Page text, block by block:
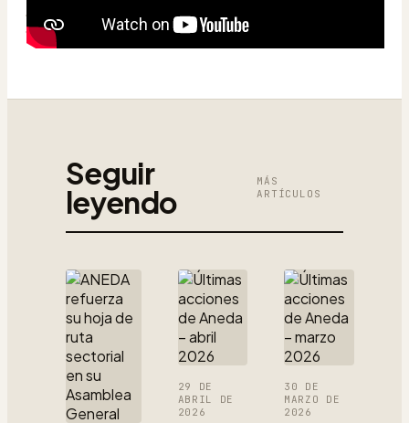
Seguir
leyendo
MÁS
ARTÍCULOS
29 DE
ABRIL DE
2026
30 DE
MARZO DE
2026